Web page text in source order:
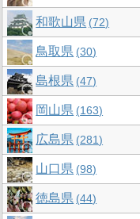
和歌山県 72
鳥取県 30
島根県 47
岡山県 163
広島県 281
山口県 98
徳島県 44